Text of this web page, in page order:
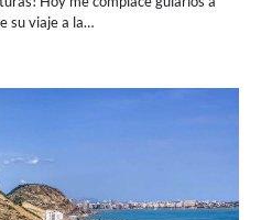
su viaje a la…